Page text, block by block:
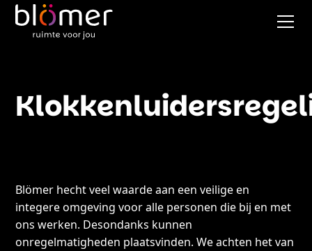
Blömer hecht veel waarde aan een veilige en
integere omgeving voor alle personen die bij en met
ons werken. Desondanks kunnen
onregelmatigheden plaatsvinden. We achten het van